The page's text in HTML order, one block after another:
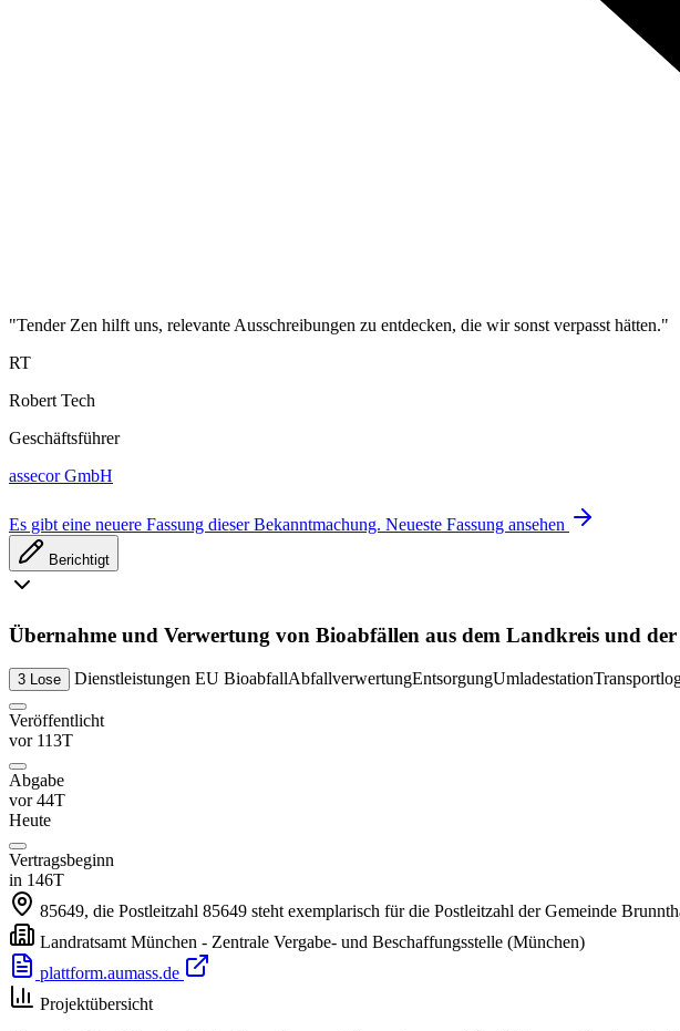
"Tender Zen hilft uns, relevante Ausschreibungen zu entdecken, die wir sonst verpasst hätten."
RT
Robert Tech
Geschäftsführer
assecor GmbH
Es gibt eine neuere Fassung dieser Bekanntmachung. Neueste Fassung ansehen
Berichtigt
Übernahme und Verwertung von Bioabfällen aus dem Landkreis und
3 Lose Dienstleistungen EU BioabfallAbfallverwertungEntsorgungUmladestation
Veröffentlicht
vor 113T
Abgabe
vor 44T
Heute
Vertragsbeginn
in 146T
85649, die Postleitzahl 85649 steht exemplarisch für die Postleitzahl der Gemeinde
Landratsamt München - Zentrale Vergabe- und Beschaffungsstelle (München)
plattform.aumass.de
Projektübersicht